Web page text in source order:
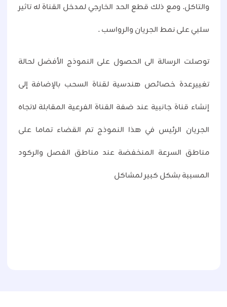
والتاكل. ومع ذلك قطع الحد الخارجي لمدخل القناة له تاثير
سلبي على نمط الجريان والرواسب .
توصلت الرسالة الى الحصول على النموذج الأفضل لحالة
تغييرعدة خصائص هندسية لقناة السحب بالإضافة إلى
إنشاء قناة جانبية عند ضفة القناة الفرعية المقابلة لاتجاه
الجريان الرئيس في هذا النموذج تم القضاء تماما على
مناطق السرعة المنخفضة عند مناطق الفصل والركود
المسببة بشكل كبير لمشاكل